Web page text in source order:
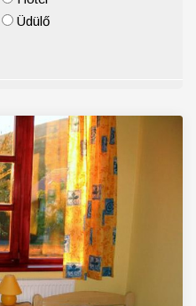
Üdülő